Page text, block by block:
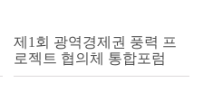
제1회 광역경제권 풍력 프
로젝트 협의체 통합포럼